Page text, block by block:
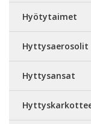
Hyötytaimet
Hyttysaerosolit
Hyttysansat